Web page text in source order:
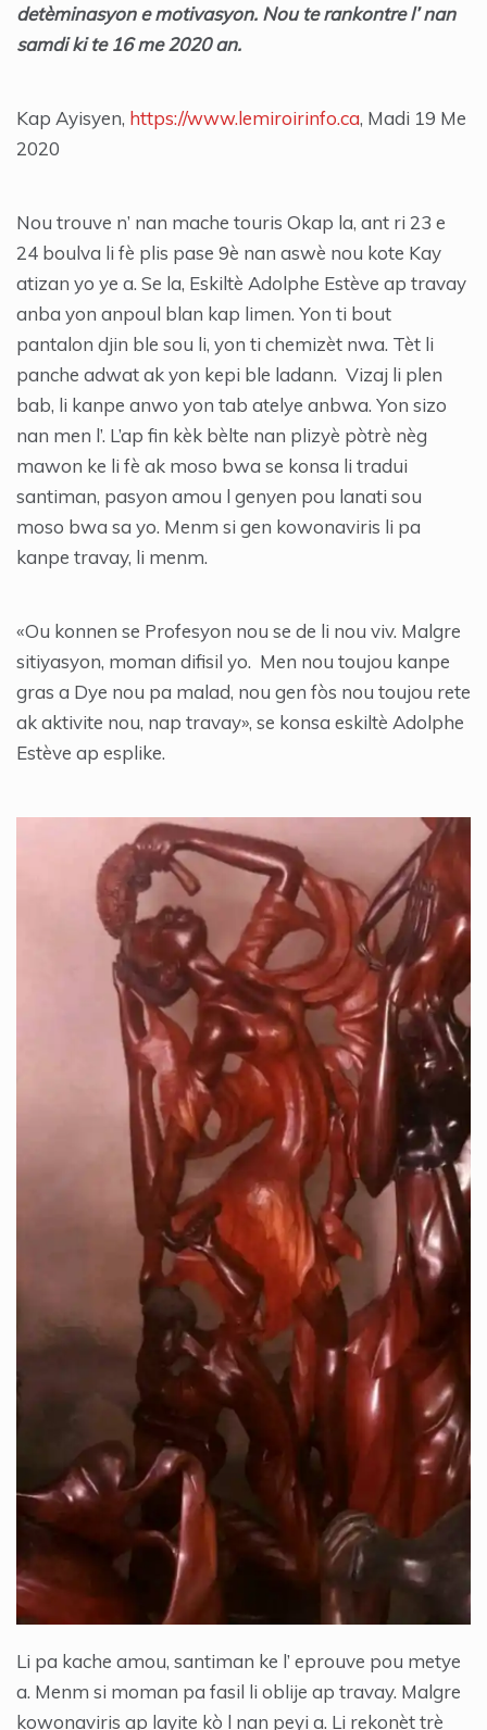
detèminasyon e motivasyon. Nou te rankontre l’ nan
samdi ki te 16 me 2020 an.
Kap Ayisyen, https://www.lemiroirinfo.ca, Madi 19 Me
2020
Nou trouve n’ nan mache touris Okap la, ant ri 23 e
24 boulva li fè plis pase 9è nan aswè nou kote Kay
atizan yo ye a. Se la, Eskiltè Adolphe Estève ap travay
anba yon anpoul blan kap limen. Yon ti bout
pantalon djin ble sou li, yon ti chemizèt nwa. Tèt li
panche adwat ak yon kepi ble ladann. Vizaj li plen
bab, li kanpe anwo yon tab atelye anbwa. Yon sizo
nan men l’. L’ap fin kèk bèlte nan plizyè pòtrè nèg
mawon ke li fè ak moso bwa se konsa li tradui
santiman, pasyon amou l genyen pou lanati sou
moso bwa sa yo. Menm si gen kowonaviris li pa
kanpe travay, li menm.
«Ou konnen se Profesyon nou se de li nou viv. Malgre
sitiyasyon, moman difisil yo. Men nou toujou kanpe
gras a Dye nou pa malad, nou gen fòs nou toujou rete
ak aktivite nou, nap travay», se konsa eskiltè Adolphe
Estève ap esplike.
Li pa kache amou, santiman ke l’ eprouve pou metye
a. Menm si moman pa fasil li oblije ap travay. Malgre
kowonaviris ap layite kò l nan peyi a. Li rekonèt trè